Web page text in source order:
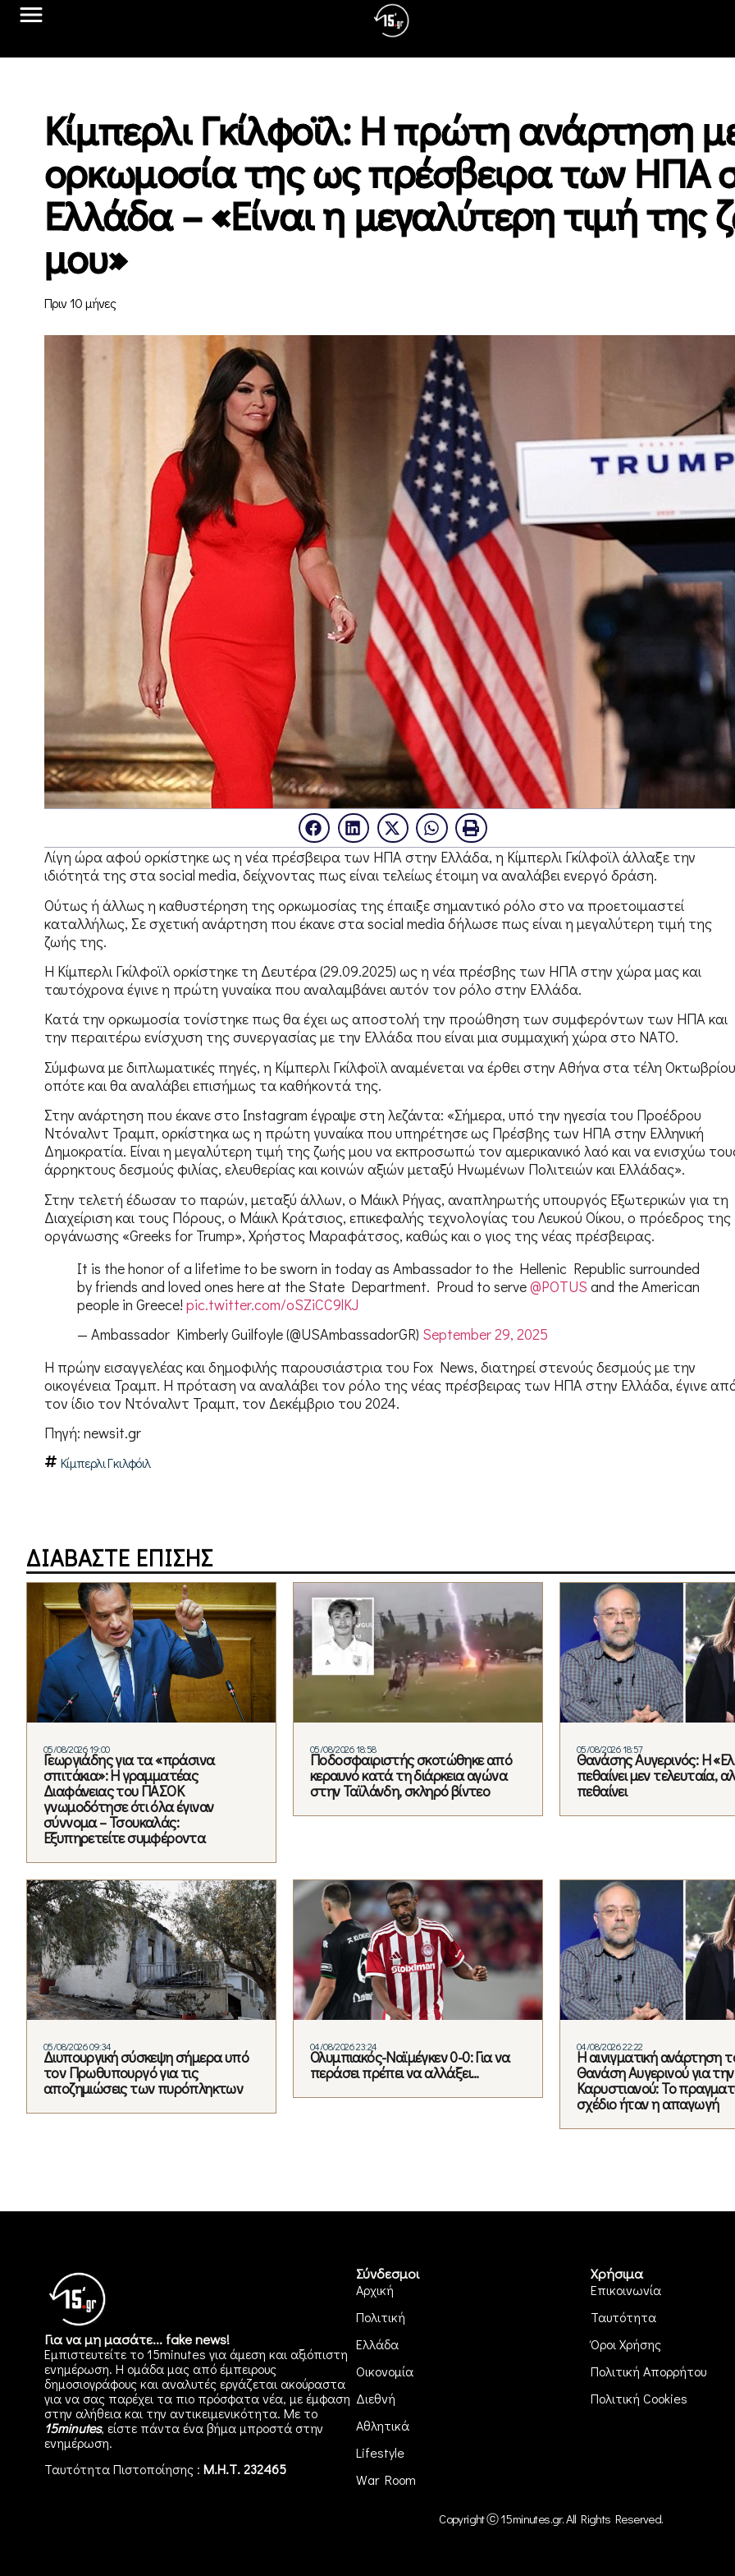
Κίμπερλι Γκίλφοϊλ: Η πρώτη ανάρτηση
ορκωμοσία της ως πρέσβειρα των ΗΠΑ
Ελλάδα – «Είναι η μεγαλύτερη τιμή της
μου»
Πριν 10 μήνες
Λίγη ώρα αφού ορκίστηκε ως η νέα πρέσβειρα των ΗΠΑ στην Ελλάδα, η Κίμπερλι Γκίλφοϊλ άλλαξε την
ιδιότητά της στα social media, δείχνοντας πως είναι τελείως έτοιμη να αναλάβει ενεργό δράση.
Ούτως ή άλλως η καθυστέρηση της ορκωμοσίας της έπαιξε σημαντικό ρόλο στο να προετοιμαστεί
καταλλήλως, Σε σχετική ανάρτηση που έκανε στα social media δήλωσε πως είναι η μεγαλύτερη τιμή της
ζωής της.
Η Κίμπερλι Γκίλφοϊλ ορκίστηκε τη Δευτέρα (29.09.2025) ως η νέα πρέσβης των ΗΠΑ στην χώρα μας και
ταυτόχρονα έγινε η πρώτη γυναίκα που αναλαμβάνει αυτόν τον ρόλο στην Ελλάδα.
Κατά την ορκωμοσία τονίστηκε πως θα έχει ως αποστολή την προώθηση των συμφερόντων των ΗΠΑ και
την περαιτέρω ενίσχυση της συνεργασίας με την Ελλάδα που είναι μια συμμαχική χώρα στο ΝΑΤΟ.
Σύμφωνα με διπλωματικές πηγές, η Κίμπερλι Γκίλφοϊλ αναμένεται να έρθει στην Αθήνα στα τέλη
οπότε και θα αναλάβει επισήμως τα καθήκοντά της.
Στην ανάρτηση που έκανε στο Instagram έγραψε στη λεζάντα: «Σήμερα, υπό την ηγεσία του Προέδρου
Ντόναλντ Τραμπ, ορκίστηκα ως η πρώτη γυναίκα που υπηρέτησε ως Πρέσβης των ΗΠΑ στην Ελληνική
Δημοκρατία. Είναι η μεγαλύτερη τιμή της ζωής μου να εκπροσωπώ τον αμερικανικό λαό και να ενισχύω
άρρηκτους δεσμούς φιλίας, ελευθερίας και κοινών αξιών μεταξύ Ηνωμένων Πολιτειών και Ελλάδας».
Στην τελετή έδωσαν το παρών, μεταξύ άλλων, ο Μάικλ Ρήγας, αναπληρωτής υπουργός Εξωτερικών για τη
Διαχείριση και τους Πόρους, ο Μάικλ Κράτσιος, επικεφαλής τεχνολογίας του Λευκού Οίκου, ο πρόεδρος της
οργάνωσης «Greeks for Trump», Χρήστος Μαραφάτσος, καθώς και ο γιος της νέας πρέσβειρας.
It is the honor of a lifetime to be sworn in today as Ambassador to the Hellenic Republic surrounded
by friends and loved ones here at the State Department. Proud to serve@POTUS and the American
people in Greece! pic.twitter.com/oSZiCC9lKJ
— Ambassador Kimberly Guilfoyle (@USAmbassadorGR) September 29, 2025
Η πρώην εισαγγελέας και δημοφιλής παρουσιάστρια του Fox News, διατηρεί στενούς δεσμούς με την
οικογένεια Τραμπ. Η πρόταση να αναλάβει τον ρόλο της νέας πρέσβειρας των ΗΠΑ στην Ελλάδα, έγινε
τον ίδιο τον Ντόναλντ Τραμπ, τον Δεκέμβριο του 2024.
Πηγή: newsit.gr
Κίμπερλι Γκιλφόιλ
ΔΙΑΒΑΣΤΕ ΕΠΙΣΗΣ
05/08/2026 19:00
Γεωργιάδης για τα «πράσινα
σπιτάκια»: Η γραμματέας
Διαφάνειας του ΠΑΣΟΚ
γνωμοδότησε ότι όλα έγιναν
σύννομα – Τσουκαλάς:
Εξυπηρετείτε συμφέροντα
05/08/2026 18:58
Ποδοσφαιριστής σκοτώθηκε από
κεραυνό κατά τη διάρκεια αγώνα
στην Ταϊλάνδη, σκληρό βίντεο
05/08/2026 18:57
Θανάσης Αυγερινός: Η
πεθαίνει μεν τελευταία,
πεθαίνει
05/08/2026 09:34
Διυπουργική σύσκεψη σήμερα υπό
τον Πρωθυπουργό για τις
αποζημιώσεις των πυρόπληκτων
04/08/2026 23:24
Ολυμπιακός-Ναϊμέγκεν 0-0: Για να
περάσει πρέπει να αλλάξει…
04/08/2026 22:22
Η αινιγματική ανάρτηση
Θανάση Αυγερινού για την
Καρυστιανού: Το
σχέδιο ήταν η απαγωγή
Για να μη μασάτε... fake news!
Εμπιστευτείτε το 15minutes για άμεση και αξιόπιστη
ενημέρωση. Η ομάδα μας από έμπειρους
δημοσιογράφους και αναλυτές εργάζεται ακούραστα
για να σας παρέχει τα πιο πρόσφατα νέα, με έμφαση
στην αλήθεια και την αντικειμενικότητα. Με το
15minutes, είστε πάντα ένα βήμα μπροστά στην
ενημέρωση.
Ταυτότητα Πιστοποίησης : Μ.Η.Τ. 232465
Σύνδεσμοι
Αρχική
Πολιτική
Ελλάδα
Οικονομία
Διεθνή
Αθλητικά
Lifestyle
War Room
Χρήσιμα
Επικοινωνία
Ταυτότητα
Όροι Χρήσης
Πολιτική Απορρήτου
Πολιτική Cookies
Copyright ⓒ 15minutes.gr. All Rights Reserved.